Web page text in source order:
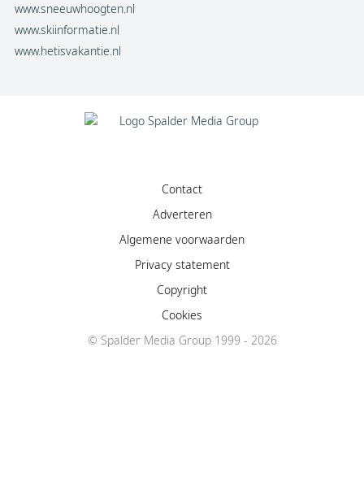
www.sneeuwhoogten.nl
www.skiinformatie.nl
www.hetisvakantie.nl
Contact
Adverteren
Algemene voorwaarden
Privacy statement
Copyright
Cookies
© Spalder Media Group 1999 - 2026